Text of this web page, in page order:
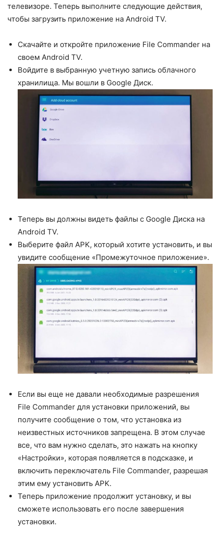
телевизоре. Теперь выполните следующие действия,
чтобы загрузить приложение на Android TV.
Скачайте и откройте приложение File Commander на
своем Android TV.
Войдите в выбранную учетную запись облачного
хранилища. Мы вошли в Google Диск.
Теперь вы должны видеть файлы с Google Диска на
Android TV.
Выберите файл APK, который хотите установить, и вы
увидите сообщение «Промежуточное приложение».
Если вы еще не давали необходимые разрешения
File Commander для установки приложений, вы
получите сообщение о том, что установка из
неизвестных источников запрещена. В этом случае
все, что вам нужно сделать, это нажать на кнопку
«Настройки», которая появляется в подсказке, и
включить переключатель File Commander, разрешая
этим ему установить APK.
Теперь приложение продолжит установку, и вы
сможете использовать его после завершения
установки.